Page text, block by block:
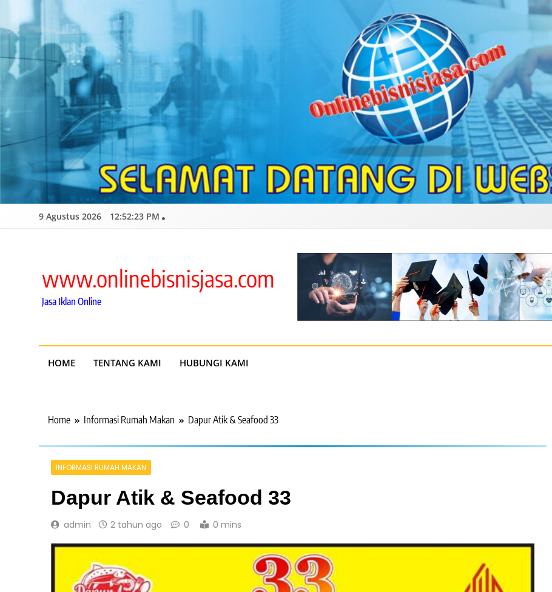
content
9 Agustus 2026 12:52:24 PM
www.onlinebisnisjasa.com
Jasa Iklan Online
HOME TENTANG KAMI HUBUNGI KAMI
Home Informasi Rumah Makan Dapur Atik & Seafood 33
INFORMASI RUMAH MAKAN
Dapur Atik & Seafood 33
admin 2 tahun ago 0 0 mins